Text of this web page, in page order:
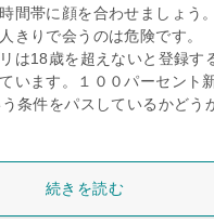
間帯に顔を合わせましょう
きりで会うのは危険です。
は18歳を超えないと登録す
います。１００パーセント
条件をパスしているかどう
続きを読む